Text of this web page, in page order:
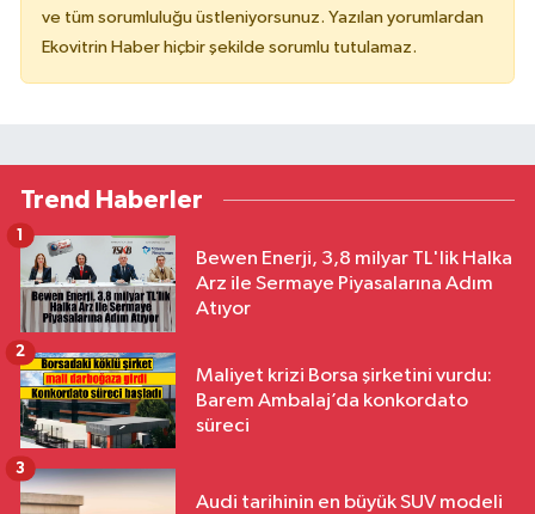
ve tüm sorumluluğu üstleniyorsunuz. Yazılan yorumlardan
Ekovitrin Haber hiçbir şekilde sorumlu tutulamaz.
Trend Haberler
Bewen Enerji, 3,8 milyar TL'lik Halka
Arz ile Sermaye Piyasalarına Adım
Atıyor
1
Maliyet krizi Borsa şirketini vurdu:
Barem Ambalaj’da konkordato
süreci
2
Audi tarihinin en büyük SUV modeli
3